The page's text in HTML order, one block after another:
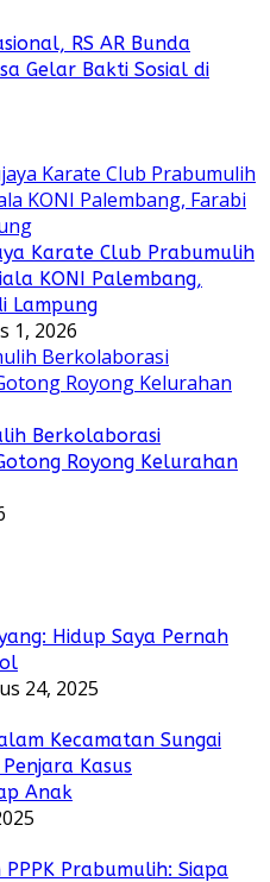
RS AR Bunda
Gelar Bakti Sosial di
Karate Club Prabumulih
KONI Palembang,
Lampung
1, 2026
Berkolaborasi
Royong Kelurahan
Hidup Saya Pernah
24, 2025
Kecamatan Sungai
Kasus
Anak
Prabumulih: Siapa